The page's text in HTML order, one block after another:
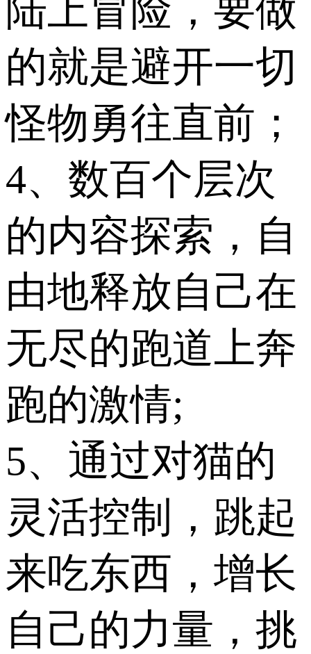
陆上冒险，要做
的就是避开一切
怪物勇往直前；
4、数百个层次
的内容探索，自
由地释放自己在
无尽的跑道上奔
跑的激情;
5、通过对猫的
灵活控制，跳起
来吃东西，增长
自己的力量，挑